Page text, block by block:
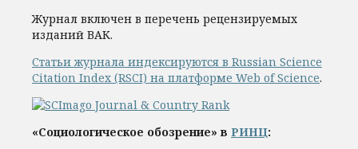
Журнал включен в перечень рецензируемых
изданий ВАК.
Статьи журнала индексируются в Russian Science
Citation Index (RSCI) на платформе Web of Science.
«Социологическое обозрение» в РИНЦ: